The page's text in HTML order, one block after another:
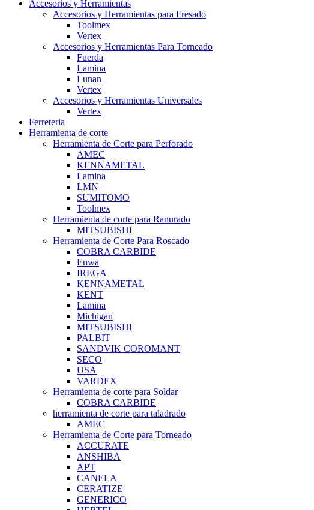
Accesorios y Herramientas
Accesorios y Herramientas para Fresado
Toolmex
Vertex
Accesorios y Herramientas Para Torneado
Fuerda
Lamina
Lunan
Vertex
Accesorios y Herramientas Universales
Vertex
Ferreteria
Herramienta de corte
Herramienta de Corte para Perforado
AMEC
KENNAMETAL
Lamina
LMN
SUMITOMO
Toolmex
Herramienta de corte para Ranurado
MITSUBISHI
Herramienta de Corte Para Roscado
COBRA CARBIDE
Enwa
IREGA
KENNAMETAL
KENT
Lamina
Michigan
MITSUBISHI
PALBIT
SANDVIK COROMANT
SECO
USA
VARDEX
Herramienta de corte para Soldar
COBRA CARBIDE
herramienta de corte para taladrado
AMEC
Herramienta de Corte para Torneado
ACCURATE
ANSHIBA
APT
CANELA
CERATIZE
GENERICO